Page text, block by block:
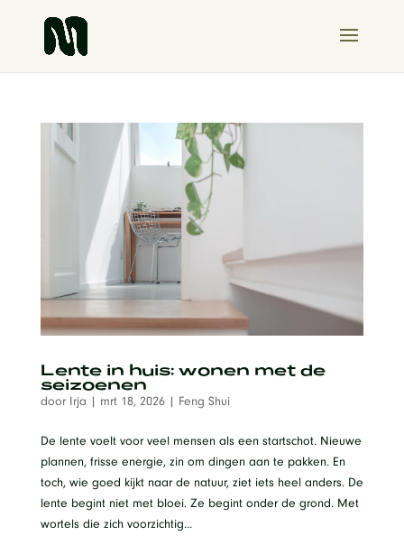
Lente in huis: wonen met de
seizoenen
door Irja | mrt 18, 2026| Feng Shui
De lente voelt voor veel mensen als een startschot. Nieuwe
plannen, frisse energie, zin om dingen aan te pakken. En
toch, wie goed kijkt naar de natuur, ziet iets heel anders. De
lente begint niet met bloei. Ze begint onder de grond. Met
wortels die zich voorzichtig...